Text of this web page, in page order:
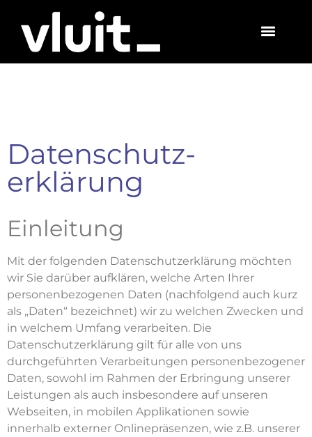
Datenschutz­
erklärung
Einleitung
Mit der folgenden Datenschutzerklärung möchten
wir Sie darüber aufklären, welche Arten Ihrer
personenbezogenen Daten (nachfolgend auch kurz
als „Daten“ bezeichnet) wir zu welchen Zwecken und
in welchem Umfang verarbeiten. Die
Datenschutzerklärung gilt für alle von uns
durchgeführten Verarbeitungen personenbezogener
Daten, sowohl im Rahmen der Erbringung unserer
Leistungen als auch insbesondere auf unseren
Webseiten, in mobilen Applikationen sowie
innerhalb externer Onlinepräsenzen, wie z.B. unserer